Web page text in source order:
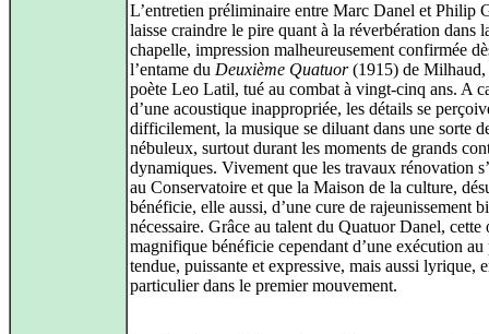
L’entretien préliminaire entre Marc Danel et Philip
laisse craindre le pire quant à la réverbération dans
chapelle, impression malheureusement confirmée
l’entame du Deuxième Quatuor(1915) de Milhaud,
poète Leo Latil, tué au combat à vingt-cinq ans. A
d’une acoustique inappropriée, les détails se
difficilement, la musique se diluant dans une sorte
nébuleux, surtout durant les moments de grands
dynamiques. Vivement que les travaux rénovation
au Conservatoire et que la Maison de la culture,
bénéficie, elle aussi, d’une cure de rajeunissement
nécessaire. Grâce au talent du Quatuor Danel,
magnifique bénéficie cependant d’une exécution
tendue, puissante et expressive, mais aussi lyrique,
particulier dans le premier mouvement.